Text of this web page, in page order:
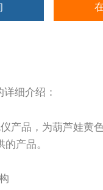
介绍：
产品，为葫芦娃黄
品。